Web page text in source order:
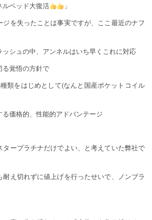
ルベッド大復活
」
を失ったことは事実ですが、ここ最近のナフ
シュの中、アンネルはいち早くこれに対応
覚悟の方針で
類をはじめとして(なんと国産ポケットコイル
価格的、性能的アドバンテージ
タープラチナだけでよい、と考えていた弊社で
え切れずに値上げを行ったせいで、ノンブラ